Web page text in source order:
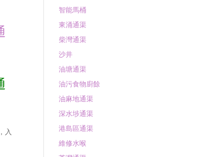
入
智能馬桶
東涌通渠
柴灣通渠
沙井
油塘通渠
油污食物廚餘
油麻地通渠
深水埗通渠
港島區通渠
維修水喉